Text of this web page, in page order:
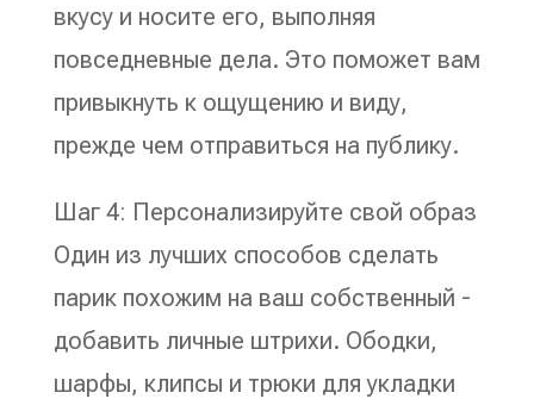
вкусу и носите его, выполняя
повседневные дела. Это поможет вам
привыкнуть к ощущению и виду,
прежде чем отправиться на публику.
Шаг 4: Персонализируйте свой образ
Один из лучших способов сделать
парик похожим на ваш собственный -
добавить личные штрихи. Ободки,
шарфы, клипсы и трюки для укладки